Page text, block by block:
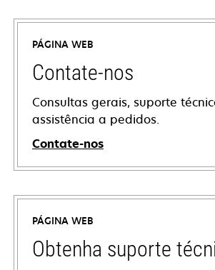
PÁGINA WEB
Contate-nos
Consultas gerais, suporte
assistência a pedidos.
Contate-nos
PÁGINA WEB
Obtenha suporte